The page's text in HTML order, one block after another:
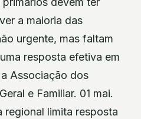
a maioria das
urgente, mas faltam
resposta efetiva em
Associação dos
e Familiar. 01 mai.
regional limita resposta